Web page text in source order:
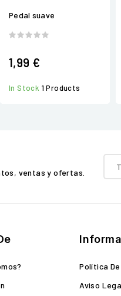
Pedal suave
1,99 €
In Stock 1 Products
ventas y ofertas.
Política
Aviso